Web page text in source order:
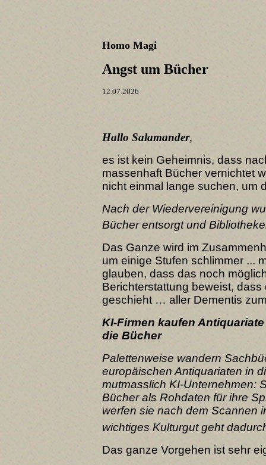
Homo Magi
Angst um Bücher
12.07.2026
Hallo Salamander,
es ist kein Geheimnis, dass
massenhaft Bücher vernichtet
nicht einmal lange suchen, um
Nach der Wiedervereinigung
Bücher entsorgt und
Das Ganze wird im
um einige Stufen schlimmer ...
glauben, dass das noch
Berichterstattung beweist,
geschieht … aller Dementis
KI-Firmen kaufen
die Bücher
Palettenweise wandern
europäischen Antiquariaten in
mutmasslich KI-Unternehmen:
Bücher als Rohdaten für ihre
werfen sie nach dem Scannen
wichtiges Kulturgut geht
Das ganze Vorgehen ist sehr